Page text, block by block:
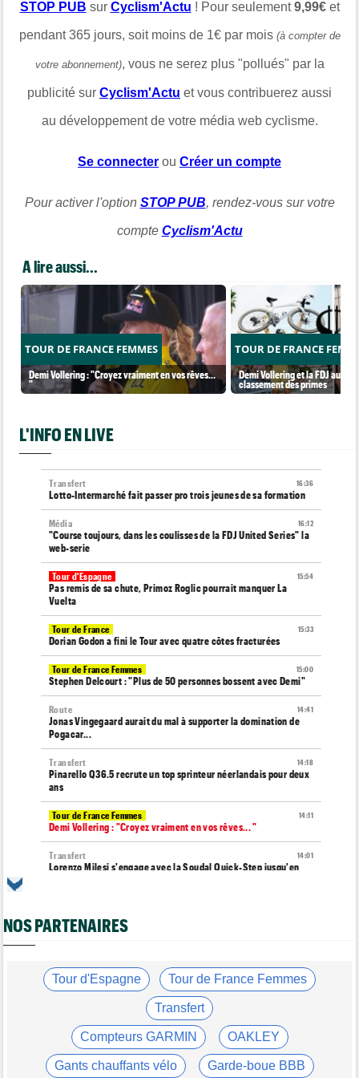
STOP PUB sur Cyclism'Actu ! Pour seulement9,99€et
pendant 365 jours, soit moins de 1€ par mois (à compter de
votre abonnement), vous ne serez plus "pollués" par la
publicité sur Cyclism'Actu et vous contribuerez aussi
au développement de votre média web cyclisme.
Se connecter ou Créer un compte
Pour activer l'option STOP PUB, rendez-vous sur votre
compte Cyclism'Actu
A lire aussi...
TOUR DE FRANCE FEMMES
Demi Vollering : "Croyez vraiment en vos rêves...
"
TOUR DE FRANCE
Demi Vollering et la FDJ au
classement des primes
L'INFO EN LIVE
16:36
Transfert
Lotto-Intermarché fait passer pro trois jeunes de sa formation
16:12
Média
"Course toujours, dans les coulisses de la FDJ United Series" la
web-serie
15:54
Tour d'Espagne
Pas remis de sa chute, Primoz Roglic pourrait manquer La
Vuelta
15:33
Tour de France
Dorian Godon a fini le Tour avec quatre côtes fracturées
15:00
Tour de France Femmes
Stephen Delcourt : "Plus de 50 personnes bossent avec Demi"
14:41
Route
Jonas Vingegaard aurait du mal à supporter la domination de
Pogacar...
14:18
Transfert
Pinarello Q36.5 recrute un top sprinteur néerlandais pour deux
ans
14:11
Tour de France Femmes
Demi Vollering : "Croyez vraiment en vos rêves... "
14:01
Transfert
Lorenzo Milesi s'engage avec la Soudal Quick-Step jusqu'en
Un espoir de 16 ans très grièvement blessé, percuté par une
voiture !
Louis Barré, son 1er succès chez les pros : "J'étais déterminé"
Demi Vollering et la FDJ au sommet du classement des primes
Tour de France Femmes
Antonia Niedermaier : "J'ai pris des risques pour Kasia"
NOS PARTENAIRES
Tour d'Espagne Tour de France Femmes
Transfert
Compteurs GARMIN OAKLEY
Gants chauffants vélo Garde-boue BBB